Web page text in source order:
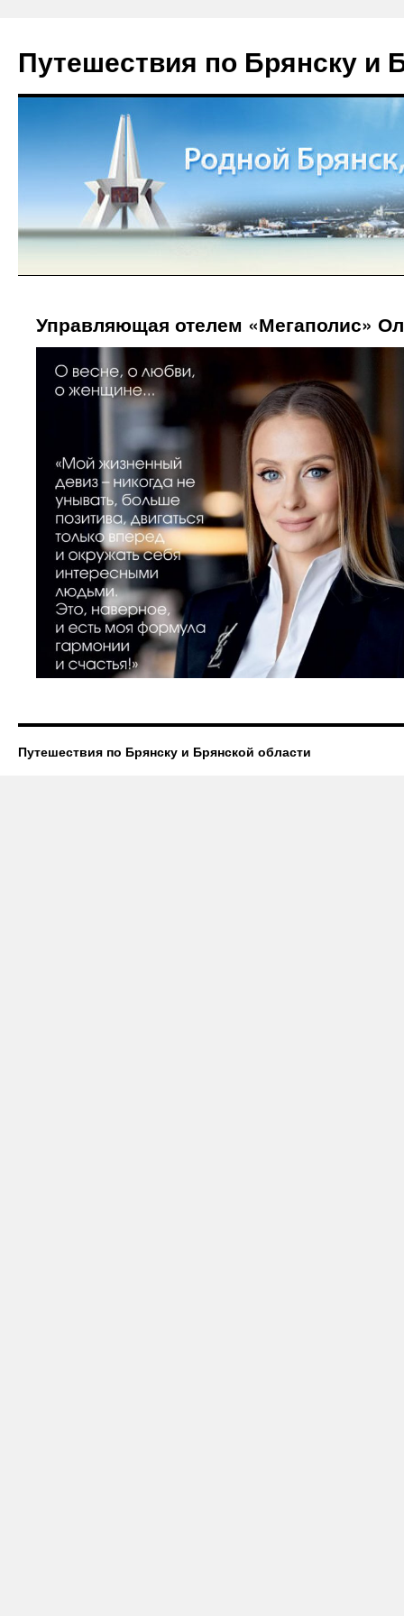
Путешествия по Брянску и
Управляющая отелем «Мегаполис»
Путешествия по Брянску и Брянской области